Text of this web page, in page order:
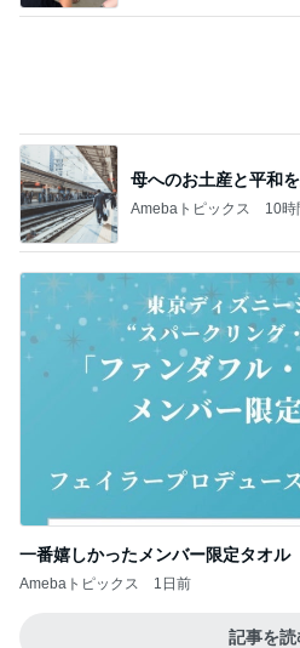
母へのお土産と平和
Amebaトピックス 10時
一番嬉しかったメンバー限定タオル
Amebaトピックス 1日前
記事を読